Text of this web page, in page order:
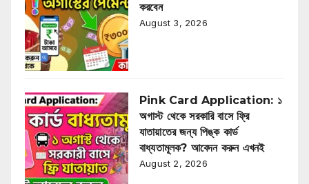
করবেন
August 3, 2026
Pink Card Application: ১
অগাস্ট থেকে সরকারি বাসে ফ্রি
যাতায়াতের জন্য পিঙ্ক কার্ড
বাধ্যতামূলক? আবেদন করুন এখনই
August 2, 2026